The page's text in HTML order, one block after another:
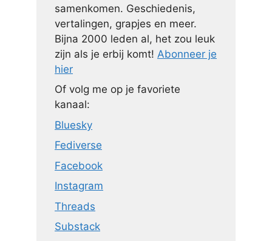
samenkomen. Geschiedenis,
vertalingen, grapjes en meer.
Bijna 2000 leden al, het zou leuk
zijn als je erbij komt! Abonneer je
hier
Of volg me op je favoriete
kanaal:
Bluesky
Fediverse
Facebook
Instagram
Threads
Substack